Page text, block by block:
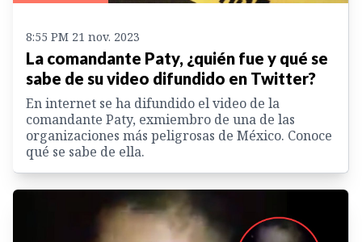
8:55 PM 21 nov. 2023
La comandante Paty, ¿quién fue y qué se
sabe de su video difundido en Twitter?
En internet se ha difundido el video de la
comandante Paty, exmiembro de una de las
organizaciones más peligrosas de México. Conoce
qué se sabe de ella.